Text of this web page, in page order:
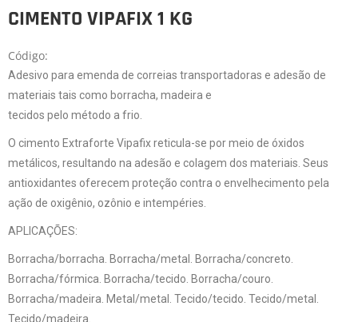
CIMENTO VIPAFIX 1 KG
Código:
Adesivo para emenda de correias transportadoras e adesão de
materiais tais como borracha, madeira e
tecidos pelo método a frio.
O cimento Extraforte Vipafix reticula-se por meio de óxidos
metálicos, resultando na adesão e colagem dos materiais. Seus
antioxidantes oferecem proteção contra o envelhecimento pela
ação de oxigênio, ozônio e intempéries.
APLICAÇÕES:
Borracha/borracha. Borracha/metal. Borracha/concreto.
Borracha/fórmica. Borracha/tecido. Borracha/couro.
Borracha/madeira. Metal/metal. Tecido/tecido. Tecido/metal.
Tecido/madeira.